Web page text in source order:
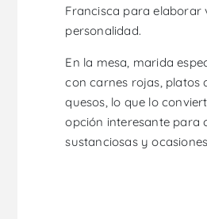
Francisca para elaborar
personalidad.
En la mesa, marida
con carnes rojas, platos
quesos, lo que lo
opción interesante para
sustanciosas y